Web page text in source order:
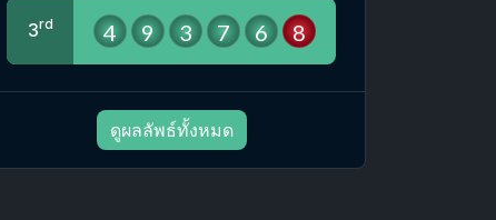
3rd 4 9 3 7 6 8
ดูผลลัพธ์ทั้งหมด